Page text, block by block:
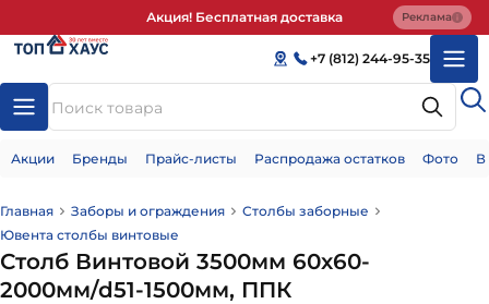
Акция! Бесплатная доставка Реклама
+7 (812) 244-95-35
Акции Бренды Прайс-листы Распродажа остатков Фото
Главная Заборы и ограждения
Столбы заборные
Ювента столбы винтовые
Столб Винтовой 3500мм 60х60-
2000мм/d51-1500мм, ППК